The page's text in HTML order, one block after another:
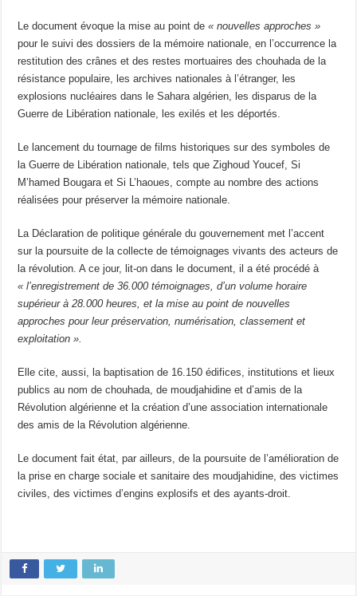
Le document évoque la mise au point de« nouvelles approches »
pour le suivi des dossiers de la mémoire nationale, en l’occurrence la
restitution des crânes et des restes mortuaires des chouhada de la
résistance populaire, les archives nationales à l’étranger, les
explosions nucléaires dans le Sahara algérien, les disparus de la
Guerre de Libération nationale, les exilés et les déportés.
Le lancement du tournage de films historiques sur des symboles de
la Guerre de Libération nationale, tels que Zighoud Youcef, Si
M’hamed Bougara et Si L’haoues, compte au nombre des actions
réalisées pour préserver la mémoire nationale.
La Déclaration de politique générale du gouvernement met l’accent
sur la poursuite de la collecte de témoignages vivants des acteurs de
la révolution. A ce jour, lit-on dans le document, il a été procédé à
« l’enregistrement de 36.000 témoignages, d’un volume horaire
supérieur à 28.000 heures, et la mise au point de nouvelles
approches pour leur préservation, numérisation, classement et
exploitation ».
Elle cite, aussi, la baptisation de 16.150 édifices, institutions et lieux
publics au nom de chouhada, de moudjahidine et d’amis de la
Révolution algérienne et la création d’une association internationale
des amis de la Révolution algérienne.
Le document fait état, par ailleurs, de la poursuite de l’amélioration de
la prise en charge sociale et sanitaire des moudjahidine, des victimes
civiles, des victimes d’engins explosifs et des ayants-droit.